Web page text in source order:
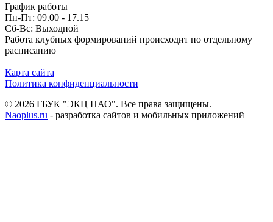
График работы
Пн-Пт: 09.00 - 17.15
Сб-Вс: Выходной
Работа клубных формирований происходит по отдельному
расписанию
Карта сайта
Политика конфиденциальности
© 2026 ГБУК "ЭКЦ НАО". Все права защищены.
Naoplus.ru - разработка сайтов и мобильных приложений